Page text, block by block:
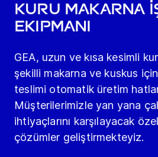
Kuru Makarna
Ekipmanı
GEA, uzun ve kısa kesimli
şekilli makarna ve kuskus
teslimi otomatik üretim
Müşterilerimizle yan yana
ihtiyaçlarını karşılayacak
çözümler geliştirmekteyiz.